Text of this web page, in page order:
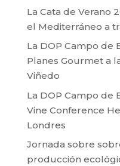
La Cata de Verano
el Mediterráneo a
La DOP Campo de
Planes Gourmet a
Viñedo
La DOP Campo de
Vine Conference
Londres
Jornada sobre
producción